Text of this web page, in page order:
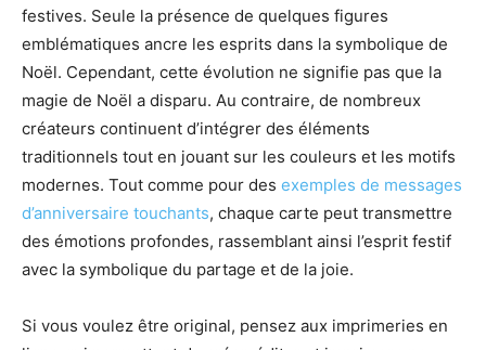
festives. Seule la présence de quelques figures
emblématiques ancre les esprits dans la symbolique de
Noël. Cependant, cette évolution ne signifie pas que la
magie de Noël a disparu. Au contraire, de nombreux
créateurs continuent d’intégrer des éléments
traditionnels tout en jouant sur les couleurs et les motifs
modernes. Tout comme pour des exemples de messages
d’anniversaire touchants, chaque carte peut transmettre
des émotions profondes, rassemblant ainsi l’esprit festif
avec la symbolique du partage et de la joie.
Si vous voulez être original, pensez aux imprimeries en